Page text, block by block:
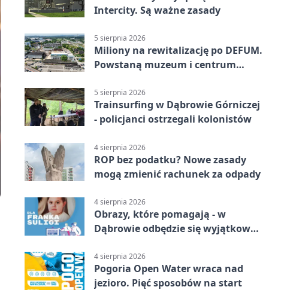
Intercity. Są ważne zasady
5 sierpnia 2026
Miliony na rewitalizację po DEFUM.
Powstaną muzeum i centrum
5 sierpnia 2026
Trainsurfing w Dąbrowie Górniczej
- policjanci ostrzegali kolonistów
4 sierpnia 2026
ROP bez podatku? Nowe zasady
mogą zmienić rachunek za odpady
4 sierpnia 2026
Obrazy, które pomagają - w
Dąbrowie odbędzie się wyjątkowa
4 sierpnia 2026
Pogoria Open Water wraca nad
jezioro. Pięć sposobów na start